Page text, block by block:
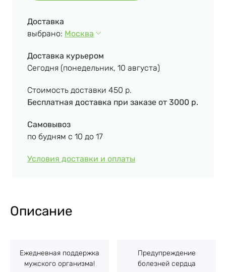
Доставка
выбрано: Москва
Доставка курьером
Сегодня (понедельник, 10 августа)
Стоимость доставки 450 р.
Бесплатная доставка при заказе от 3000 р.
Самовывоз
по будням с 10 до 17
Условия доставки и оплаты
Описание
Ежедневная поддержка
мужского организма!
Предупреждение
болезней сердца